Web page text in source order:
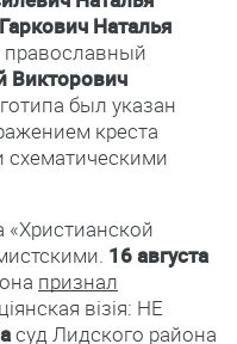
Гаркович Наталья
православный
Викторович
был указан
креста
схематическими
«Христианской
16 августа
признал
візія: НЕ
суд Лидского района